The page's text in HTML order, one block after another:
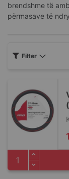
brendshme të
përmasave të
Filter